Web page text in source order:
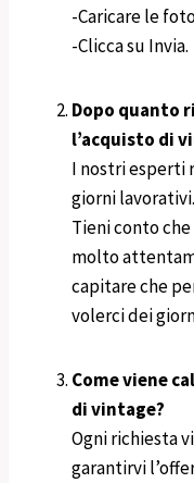
-Caricare le
-Clicca su Invia.
Dopo quanto
l’acquisto di
I nostri esperti
giorni lavorativi.
Tieni conto
molto
capitare che
volerci dei
Come viene
di vintage?
Ogni richiesta
garantirvi